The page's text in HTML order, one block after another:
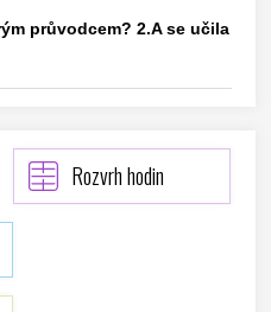
průvodcem? 2.A se učila
Rozvrh hodin